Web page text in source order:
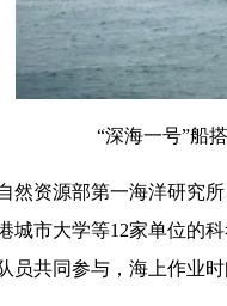
“深海一号”船
然资源部第一海洋研究
城市大学等12家单位的
员共同参与，海上作业时